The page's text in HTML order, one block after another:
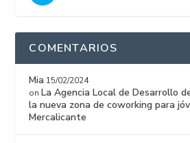
COMENTARIOS
Mia 15/02/2024
onLa Agencia Local de Desarrollo
la nueva zona de coworking para
Mercalicante